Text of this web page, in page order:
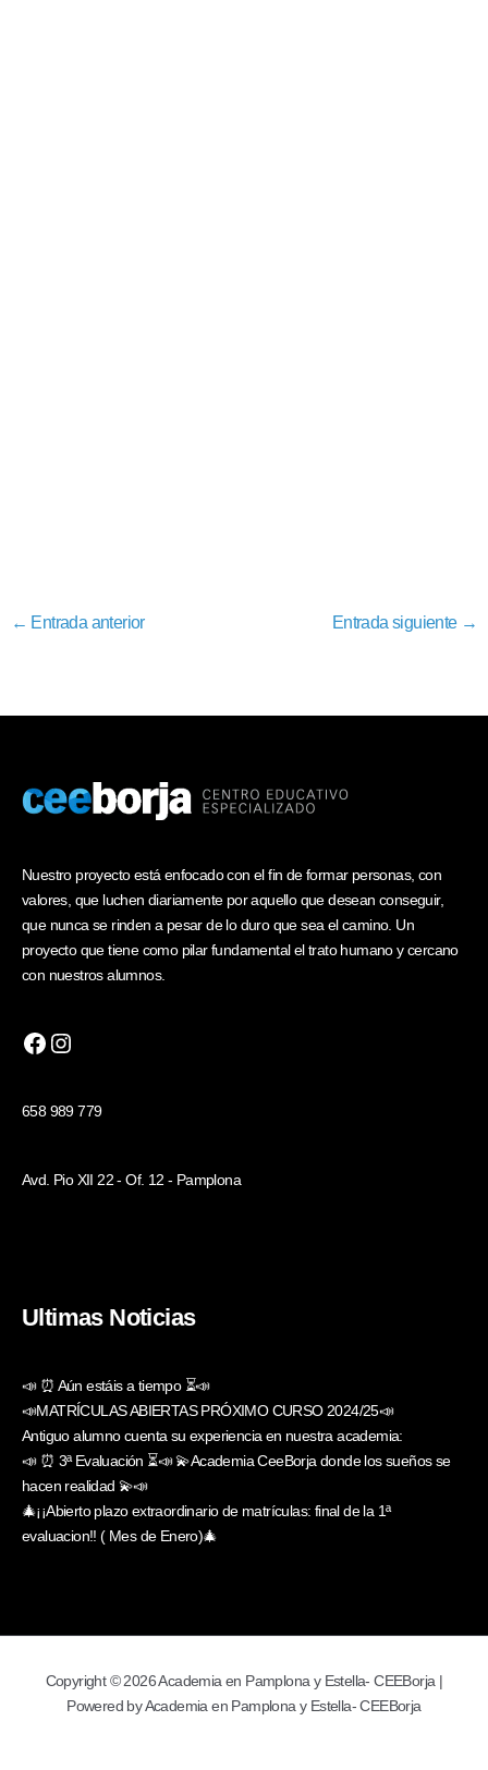
← Entrada anterior Entrada siguiente →
Nuestro proyecto está enfocado con el fin de formar personas, con
valores, que luchen diariamente por aquello que desean conseguir,
que nunca se rinden a pesar de lo duro que sea el camino. Un
proyecto que tiene como pilar fundamental el trato humano y cercano
con nuestros alumnos.
658 989 779
Avd. Pio XII 22 - Of. 12 - Pamplona
Ultimas Noticias
📣 ⏰ Aún estáis a tiempo ⏳📣
📣MATRÍCULAS ABIERTAS PRÓXIMO CURSO 2024/25📣
Antiguo alumno cuenta su experiencia en nuestra academia:
📣 ⏰ 3ª Evaluación ⏳📣 💫Academia CeeBorja donde los sueños se
hacen realidad 💫📣
🎄¡¡Abierto plazo extraordinario de matrículas: final de la 1ª
evaluacion!! ( Mes de Enero)🎄
Copyright © 2026 Academia en Pamplona y Estella- CEEBorja |
Powered by Academia en Pamplona y Estella- CEEBorja